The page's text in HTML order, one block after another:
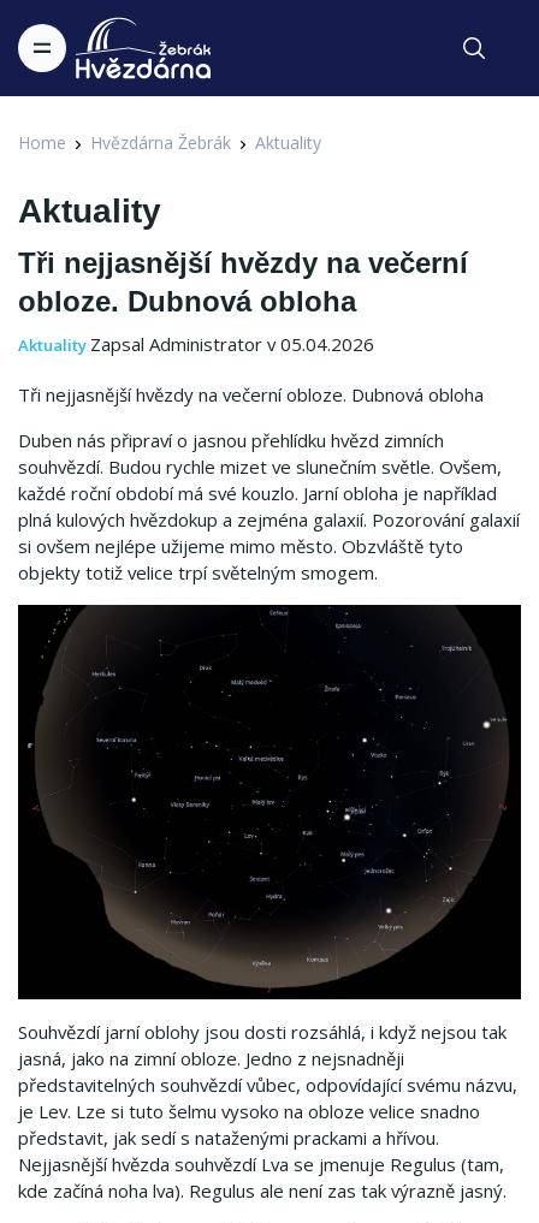
Home Hvězdárna Žebrák Aktuality
Aktuality
Tři nejjasnější hvězdy na večerní
obloze. Dubnová obloha
Aktuality Zapsal Administrator v 05.04.2026
Tři nejjasnější hvězdy na večerní obloze. Dubnová obloha
Duben nás připraví o jasnou přehlídku hvězd zimních
souhvězdí. Budou rychle mizet ve slunečním světle. Ovšem,
každé roční období má své kouzlo. Jarní obloha je například
plná kulových hvězdokup a zejména galaxií. Pozorování galaxií
si ovšem nejlépe užijeme mimo město. Obzvláště tyto
objekty totiž velice trpí světelným smogem.
Souhvězdí jarní oblohy jsou dosti rozsáhlá, i když nejsou tak
jasná, jako na zimní obloze. Jedno z nejsnadněji
představitelných souhvězdí vůbec, odpovídající svému názvu,
je Lev. Lze si tuto šelmu vysoko na obloze velice snadno
představit, jak sedí s nataženými prackami a hřívou.
Nejjasnější hvězda souhvězdí Lva se jmenuje Regulus (tam,
kde začíná noha lva). Regulus ale není zas tak výrazně jasný.